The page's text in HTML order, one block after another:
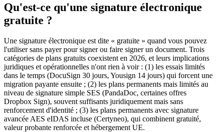
Qu'est-ce qu'une signature électronique
gratuite ?
Une signature électronique est dite « gratuite » quand vous pouvez
l'utiliser sans payer pour signer ou faire signer un document. Trois
catégories de plans gratuits coexistent en 2026, et leurs implications
juridiques et opérationnelles n'ont rien à voir : (1) les essais limités
dans le temps (DocuSign 30 jours, Yousign 14 jours) qui forcent une
migration payante ensuite ; (2) les plans permanents mais limités au
niveau de signature simple SES (PandaDoc, certaines offres
Dropbox Sign), souvent suffisants juridiquement mais sans
renforcement d'identité ; (3) les plans permanents avec signature
avancée AES eIDAS incluse (Certyneo), qui combinent gratuité,
valeur probante renforcée et hébergement UE.